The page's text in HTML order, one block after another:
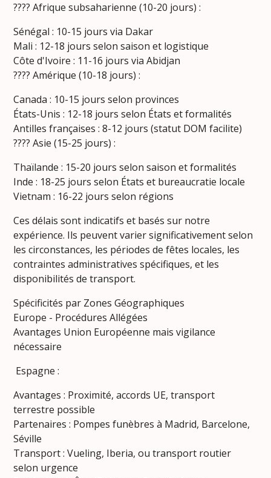
???? Afrique subsaharienne (10-20 jours) :
Sénégal : 10-15 jours via Dakar
Mali : 12-18 jours selon saison et logistique
Côte d'Ivoire : 11-16 jours via Abidjan
???? Amérique (10-18 jours) :
Canada : 10-15 jours selon provinces
États-Unis : 12-18 jours selon États et formalités
Antilles françaises : 8-12 jours (statut DOM facilite)
???? Asie (15-25 jours) :
Thaïlande : 15-20 jours selon saison et formalités
Inde : 18-25 jours selon États et bureaucratie locale
Vietnam : 16-22 jours selon régions
Ces délais sont indicatifs et basés sur notre
expérience. Ils peuvent varier significativement selon
les circonstances, les périodes de fêtes locales, les
contraintes administratives spécifiques, et les
disponibilités de transport.
Spécificités par Zones Géographiques
Europe - Procédures Allégées
Avantages Union Européenne mais vigilance
nécessaire
Espagne :
Avantages : Proximité, accords UE, transport
terrestre possible
Partenaires : Pompes funèbres à Madrid, Barcelone,
Séville
Transport : Vueling, Iberia, ou transport routier
selon urgence